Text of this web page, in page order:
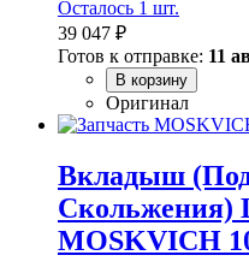
Осталось 1 шт.
39 047 ₽
Готов к отправке: 11
В корзину
Оригинал
Вкладыш
MOSKVICH